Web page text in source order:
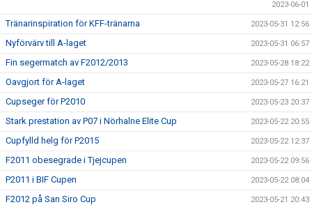
2023-06-01
Tränarinspiration för KFF-tränarna 2023-05-31 12:56
Nyförvärv till A-laget 2023-05-31 06:57
Fin segermatch av F2012/2013 2023-05-28 18:22
Oavgjort för A-laget 2023-05-27 16:21
Cupseger för P2010 2023-05-23 20:37
Stark prestation av P07 i Nörhalne Elite Cup 2023-05-22 20:55
Cupfylld helg för P2015 2023-05-22 12:37
F2011 obesegrade i Tjejcupen 2023-05-22 09:56
P2011 i BIF Cupen 2023-05-22 08:04
F2012 på San Siro Cup 2023-05-21 20:43